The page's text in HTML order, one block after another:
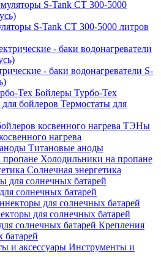
S-Tank СТ 300-5000 литров
- баки водонагреватели S-
Бойлеры Турбо-Тех
Термостаты для
ТЭНы
нагрева
Титановые аноды
Холодильники на пропане
Солнечная энергетика
солнечных батарей
для солнечных батарей
Крепления
батарей
Инструменты и